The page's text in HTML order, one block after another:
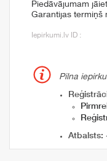
Piedāvājumam
Garantijas termiņš
Iepirkumi.lv ID :
Pilna
Atbalsts: